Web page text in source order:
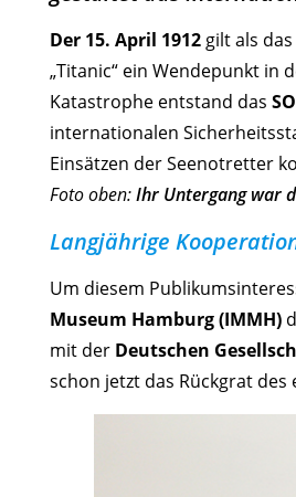
Der 15. April 1912 gilt als
„Titanic“ ein Wendepunkt in
Katastrophe entstand das
internationalen
Einsätzen der Seenotretter
Foto oben:Ihr Untergang war
Langjährige
Um diesem
Museum Hamburg (IMMH)
mit der Deutschen
schon jetzt das Rückgrat